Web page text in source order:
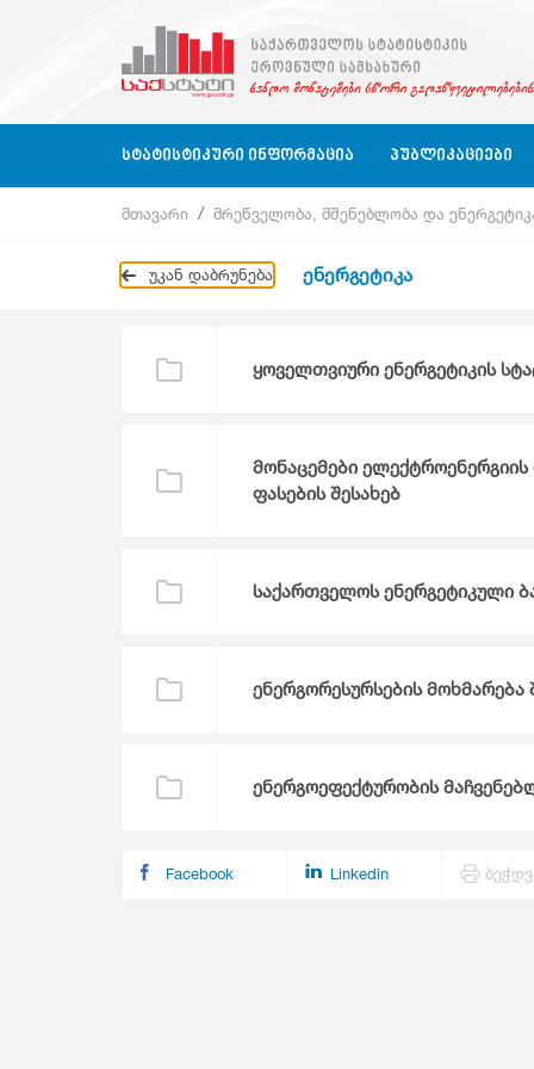
ᲡᲢᲐᲢᲘᲡᲢᲘᲙᲣᲠᲘ ᲘᲜᲤᲝᲠᲛᲐᲪᲘᲐ
Ბიზნეს Სექტორი
Ბიზნეს Რეგისტრი
Ეროვნული Ანგარიშები
Მრავალინდიკატორული Კლასტერული
ᲞᲣᲑᲚᲘᲙᲐᲪᲘᲔᲑᲘ
Კვარტალური
Ბიზნეს Სტატისტიკა
Გარემოს Სტატისტიკა
Კითხვარები
Ბიზნეს Სექტორი
Განათლება, Მეცნიერება, Კულტურა
Დასაქმება, Ხელფასები
Მომსახურების Სტატისტიკა
მთავარი მრეწველობა, მშენებლობა და
უკან დაბრუნება ენერგეტიკა
ყოველთვიური ენერგეტიკის
მონაცემები
ფასების შესახებ
საქართველოს ენერგეტიკული
ენერგორესურსების მოხმარება
ენერგოეფექტურობის
Facebook Linkedin